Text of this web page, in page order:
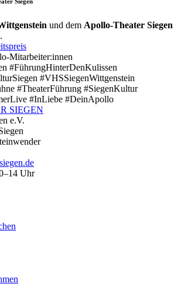
und dem Apollo-Theater Siegen
Mitarbeiter:innen
#FührungHinterDenKulissen
#VHSSiegenWittgenstein
#TheaterFührung #SiegenKultur
#InLiebe #DeinApollo
SIEGEN
e.V.
Uhr